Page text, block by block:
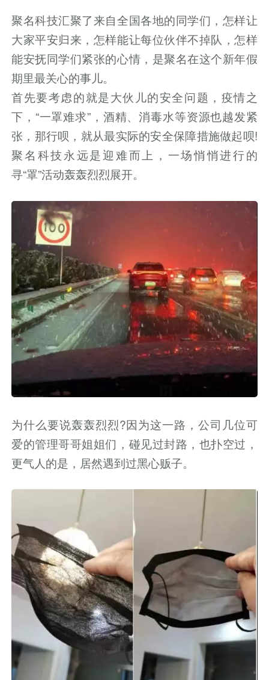
聚名科技汇聚了来自全国各地的同学们，怎样让
大家平安归来，怎样能让每位伙伴不掉队，怎样
能安抚同学们紧张的心情，是聚名在这个新年假
期里最关心的事儿。
首先要考虑的就是大伙儿的安全问题，疫情之
下，“一罩难求”，酒精、消毒水等资源也越发紧
张，那行呗，就从最实际的安全保障措施做起呗!
聚名科技永远是迎难而上，一场悄悄进行的
寻“罩”活动轰轰烈烈展开。
为什么要说轰轰烈烈?因为这一路，公司几位可
爱的管理哥哥姐姐们，碰见过封路，也扑空过，
更气人的是，居然遇到过黑心贩子。